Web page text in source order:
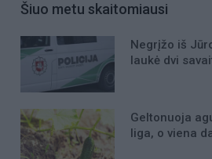
Šiuo metu skaitomiausi
Negrįžo iš
laukė dvi
Geltonuoja
liga, o viena